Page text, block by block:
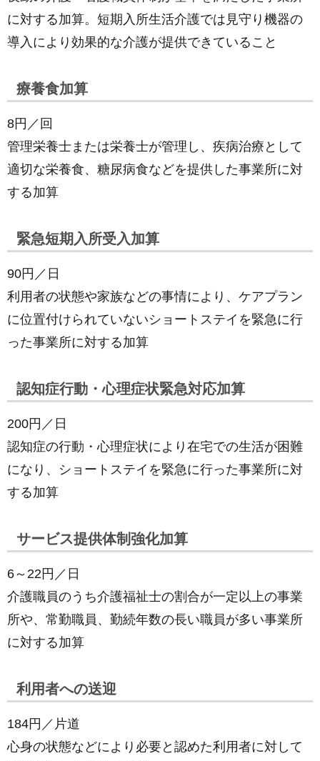
に対する加算。短期入所生活介護では見守り機器の
導入により効果的な介護が提供できていること
療養食加算
8円／回
管理栄養士または栄養士が管理し、疾病治療として
適切な栄養食、糖尿病食などを提供した事業所に対
する加算
緊急短期入所受入加算
90円／日
利用者の状態や家族などの事情により、ケアプラン
に位置付けられていないショートステイを緊急に行
った事業所に対する加算
認知症行動・心理症状緊急対応加算
200円／日
認知症の行動・心理症状により在宅での生活が困難
になり、ショートステイを緊急に行った事業所に対
する加算
サービス提供体制強化加算
6～22円／日
介護職員のうち介護福祉士の割合が一定以上の事業
所や、常勤職員、勤続年数の長い職員が多い事業所
に対する加算
利用者への送迎
184円／片道
心身の状態などにより必要と認めた利用者に対して